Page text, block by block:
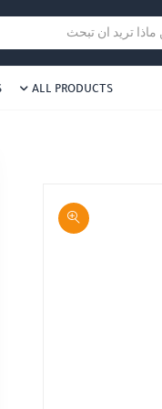
هل نزلت
تريد ان تبحث
ALL PRODUCTS